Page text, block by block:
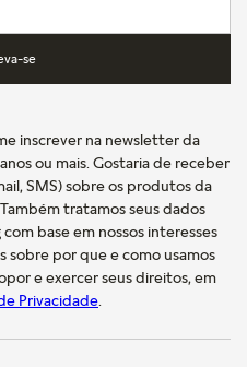
se
inscrever na newsletter da
ou mais. Gostaria de receber
SMS) sobre os produtos da
tratamos seus dados
base em nossos interesses
sobre por que e como usamos
e exercer seus direitos, em
Privacidade